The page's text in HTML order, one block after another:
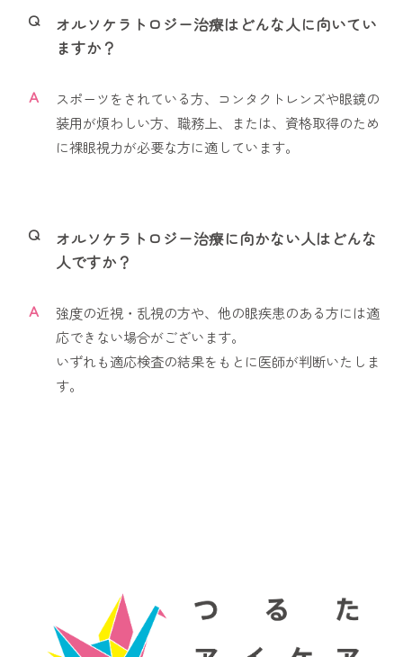
Q
オルソケラトロジー治療はどんな人に向いてい
ますか？
A
スポーツをされている方、コンタクトレンズや眼鏡の
装用が煩わしい方、職務上、または、資格取得のため
に裸眼視力が必要な方に適しています。
Q
オルソケラトロジー治療に向かない人はどんな
人ですか？
A
強度の近視・乱視の方や、他の眼疾患のある方には適
応できない場合がございます。
いずれも適応検査の結果をもとに医師が判断いたしま
す。